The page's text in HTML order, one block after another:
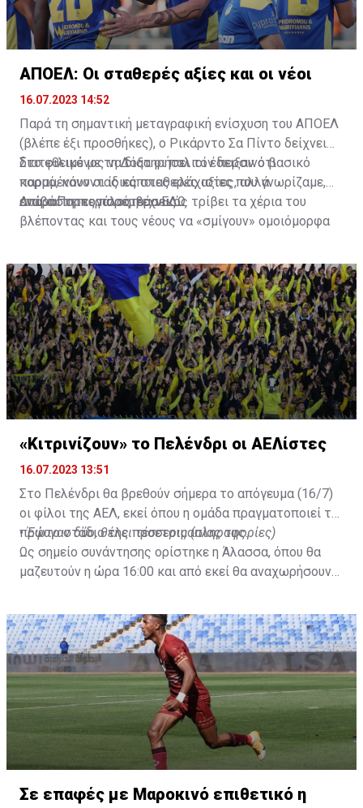
ΑΠΟΕΛ: Οι σταθερές αξίες και οι νέοι
16.07.2023 14:52
Παρά τη σημαντική μεταγραφική ενίσχυση του ΑΠΟΕΛ
(βλέπε έξι προσθήκες), ο Ρικάρντο Σα Πίντο δείχνει
διατεθειμένος να διατηρήσει τον περσινό βασικό
κορμό, κάνοντας κάποιες ελάχιστες, αλλά
απαραίτητες παρεμβάσεις.
Στο φιλικό με τη Δόξα οι παλιοί έδειξαν ότι
παραμένουν οι ίδιες σταθερές αξίες που γνωρίζαμε,
ενώ ο Πορτογάλος τεχνικός τρίβει τα χέρια του
βλέποντας και τους νέους να «σμίγουν» ομοιόμορφα
Διαβάστε περισσότεραΕΔΩ.
«Κιτρινίζουν» το Πελένδρι οι ΑΕΛίστες
16.07.2023 13:51
Στο Πελένδρι θα βρεθούν σήμερα το απόγευμα (16/7)
οι φίλοι της ΑΕΛ, εκεί όπου η ομάδα πραγματοποιεί το
πρώτο στάδιο της προετοιμασίας της.
•Έφυγαν δύο, θέλει τέσσερις (πληροφορίες)
Ως σημείο συνάντησης ορίστηκε η Άλασσα, όπου θα
μαζευτούν η ώρα 16:00 και από εκεί θα αναχωρήσουν
δώοσυν το παρών τους στην απογευματινή προπόνηση
της ομάδας.
Σε επαφές με Μαροκινό επιθετικό η